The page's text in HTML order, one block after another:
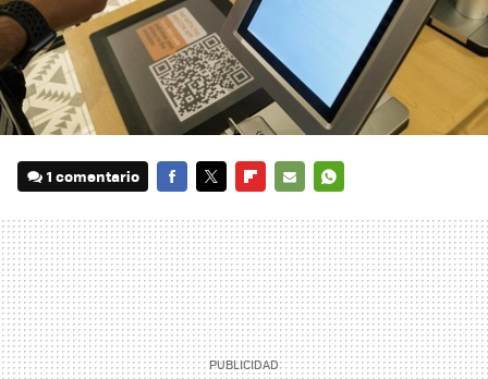
1 comentario
MAIL